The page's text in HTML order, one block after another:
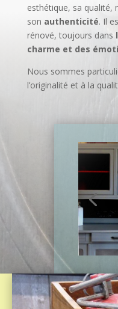
esthétique, sa qualité,
son authenticité. Il
rénové, toujours dans
charme et des
Nous sommes
l’originalité et à la